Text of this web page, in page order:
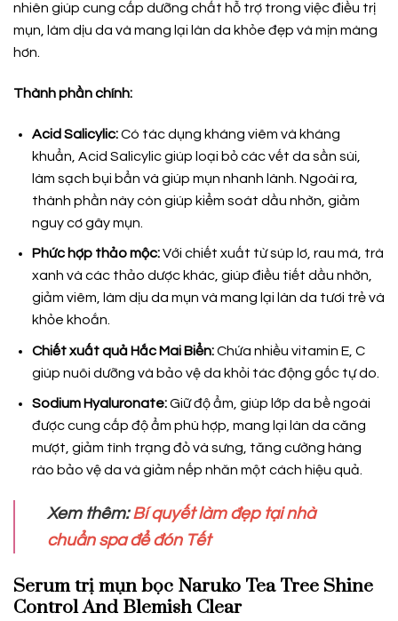
nhiên giúp cung cấp dưỡng chất hỗ trợ trong việc điều trị
mụn, làm dịu da và mang lại làn da khỏe đẹp và mịn màng
hơn.
Thành phần chính:
Acid Salicylic:Có tác dụng kháng viêm và kháng
khuẩn, Acid Salicylic giúp loại bỏ các vết da sần sùi,
làm sạch bụi bẩn và giúp mụn nhanh lành. Ngoài ra,
thành phần này còn giúp kiểm soát dầu nhờn, giảm
nguy cơ gây mụn.
Phức hợp thảo mộc:Với chiết xuất từ súp lơ, rau má, trà
xanh và các thảo dược khác, giúp điều tiết dầu nhờn,
giảm viêm, làm dịu da mụn và mang lại làn da tươi trẻ và
khỏe khoắn.
Chiết xuất quả Hắc Mai Biển:Chứa nhiều vitamin E, C
giúp nuôi dưỡng và bảo vệ da khỏi tác động gốc tự do.
Sodium Hyaluronate:Giữ độ ẩm, giúp lớp da bề ngoài
được cung cấp độ ẩm phù hợp, mang lại làn da căng
mượt, giảm tình trạng đỏ và sưng, tăng cường hàng
rào bảo vệ da và giảm nếp nhăn một cách hiệu quả.
Xem thêm:Bí quyết làm đẹp tại nhà
chuẩn spa để đón Tết
Serum trị mụn bọc Naruko Tea Tree Shine
Control And Blemish Clear